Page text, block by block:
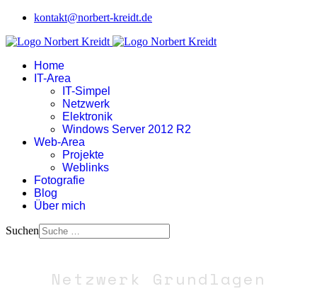
kontakt@norbert-kreidt.de
Home
IT-Area
IT-Simpel
Netzwerk
Elektronik
Windows Server 2012 R2
Web-Area
Projekte
Weblinks
Fotografie
Blog
Über mich
Suchen
Netzwerk Grundlagen